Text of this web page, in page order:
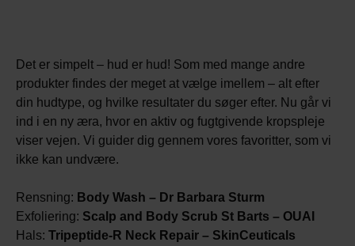
Det er simpelt – hud er hud! Som med mange andre
produkter findes der meget at vælge imellem – alt efter
din hudtype, og hvilke resultater du søger efter. Nu går vi
ind i en ny æra, hvor en aktiv og fugtgivende kropspleje
viser vejen. Vi guider dig gennem vores favoritter, som vi
ikke kan undvære.
Rensning: Body Wash – Dr Barbara Sturm
Exfoliering: Scalp and Body Scrub St Barts – OUAI
Hals: Tripeptide-R Neck Repair – SkinCeuticals